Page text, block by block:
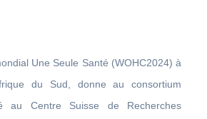
Une Seule Santé (WOHC2024) à
du Sud, donne au consortium
au Centre Suisse de Recherches